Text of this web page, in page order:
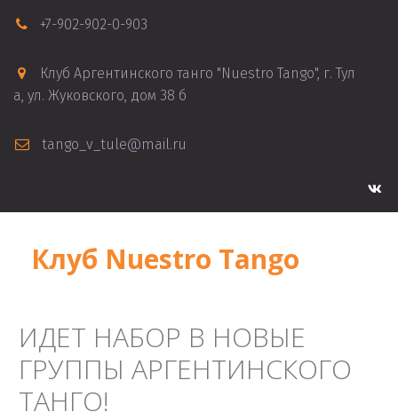
+7-902-902-0-903
Клуб Аргентинского танго "Nuestro Tango", г. Тул
а, ул. Жуковского, дом 38 б
tango_v_tule@mail.ru
Клуб Nuestro Tango
ИДЕТ НАБОР В НОВЫЕ
ГРУППЫ АРГЕНТИНСКОГО
ТАНГО!